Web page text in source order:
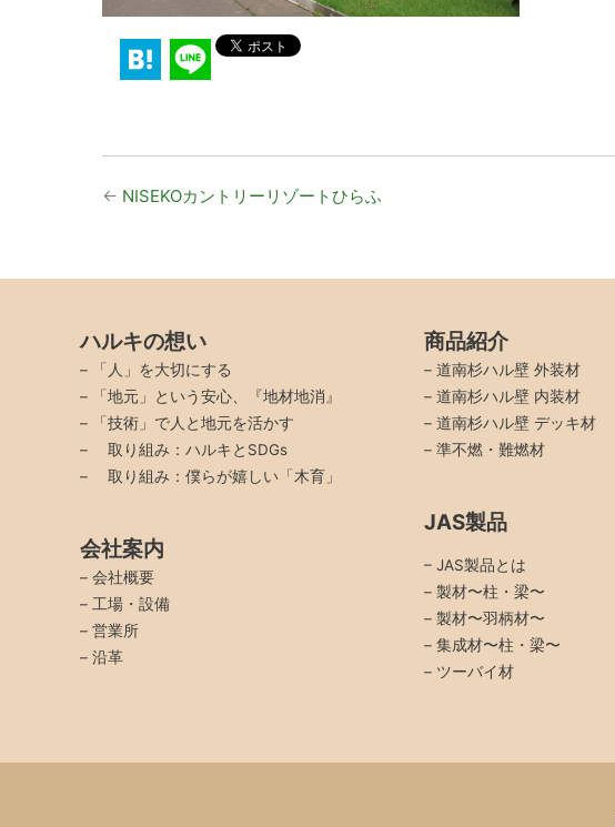
← NISEKOカントリーリゾートひらふ
ハルキの想い
–
「人」を大切にする
–
「地元」という安心、『地材地消』
–
「技術」で人と地元を活かす
–
取り組み：ハルキとSDGs
–
取り組み：僕らが嬉しい「木育」
会社案内
– 会社概要
– 工場・設備
– 営業所
– 沿革
商品紹介
– 道南杉ハル壁 外装材
– 道南杉ハル壁 内装材
– 道南杉ハル壁 デッキ材
– 準不燃・難燃材
JAS製品
– JAS製品とは
– 製材〜柱・梁〜
– 製材〜羽柄材〜
– 集成材〜柱・梁〜
– ツーバイ材